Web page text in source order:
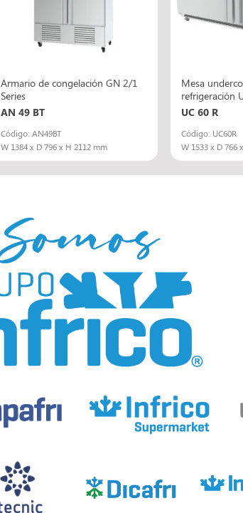
Armario de congelación GN 2/1
Series
AN 49 BT
Código: AN49BT
W 1384 x D 796 x H 2112 mm
Mesa
refrigeración
UC 60 R
Código: UC60R
W 1533 x D 766